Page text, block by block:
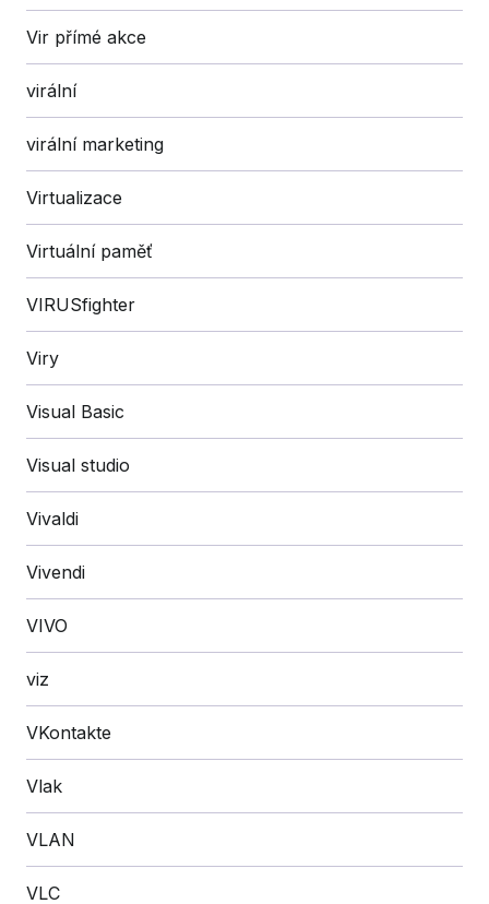
Vir přímé akce
virální
virální marketing
Virtualizace
Virtuální paměť
VIRUSfighter
Viry
Visual Basic
Visual studio
Vivaldi
Vivendi
VIVO
viz
VKontakte
Vlak
VLAN
VLC